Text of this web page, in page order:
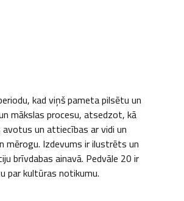
kad viņš pameta pilsētu un
mākslas procesu, atsedzot, kā
un attiecības ar vidi un
mērogu. Izdevums ir ilustrēts un
brīvdabas ainavā. Pedvāle 20 ir
par kultūras notikumu.